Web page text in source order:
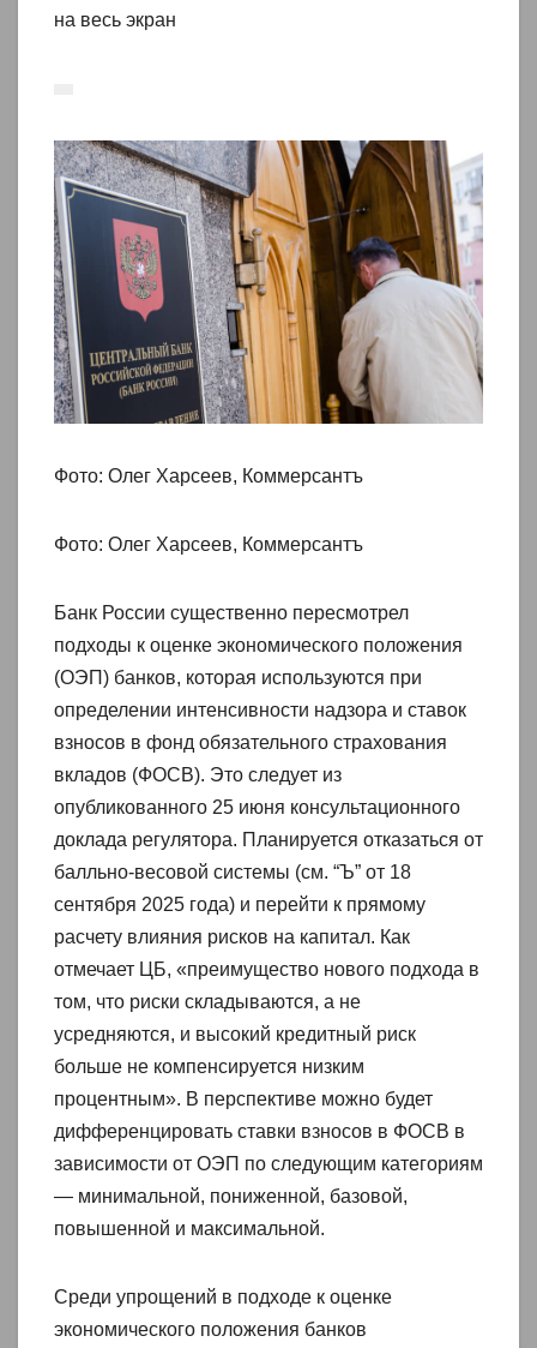
на весь экран
Фото: Олег Харсеев, Коммерсантъ
Фото: Олег Харсеев, Коммерсантъ
Банк России существенно пересмотрел
подходы к оценке экономического положения
(ОЭП) банков, которая используются при
определении интенсивности надзора и ставок
взносов в фонд обязательного страхования
вкладов (ФОСВ). Это следует из
опубликованного 25 июня консультационного
доклада регулятора. Планируется отказаться от
балльно-весовой системы (см. “Ъ” от 18
сентября 2025 года) и перейти к прямому
расчету влияния рисков на капитал. Как
отмечает ЦБ, «преимущество нового подхода в
том, что риски складываются, а не
усредняются, и высокий кредитный риск
больше не компенсируется низким
процентным». В перспективе можно будет
дифференцировать ставки взносов в ФОСВ в
зависимости от ОЭП по следующим категориям
— минимальной, пониженной, базовой,
повышенной и максимальной.
Среди упрощений в подходе к оценке
экономического положения банков